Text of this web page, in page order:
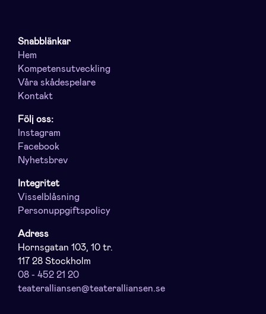
Snabblänkar
Hem
Kompetensutveckling
Våra skådespelare
Kontakt
Följ oss:
Instagram
Facebook
Nyhetsbrev
Integritet
Visselblåsning
Personuppgiftspolicy
Adress
Hornsgatan 103, 10 tr.
117 28 Stockholm
08 - 452 21 20
teateralliansen@teateralliansen.se